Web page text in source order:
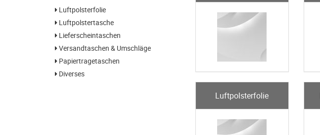
Luftpolsterfolie
Luftpolstertasche
Lieferscheintaschen
Versandtaschen & Umschläge
Papiertragetaschen
Diverses
Luftpolsterfolie